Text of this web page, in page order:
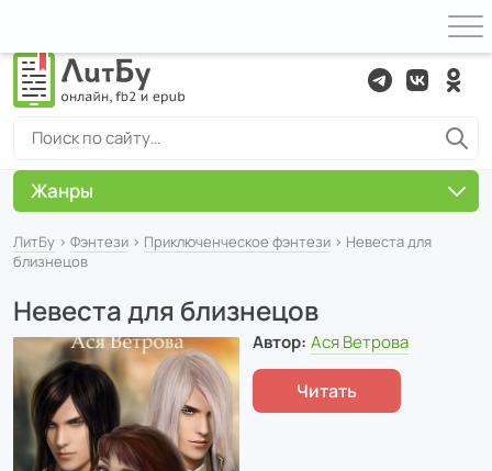
ЛитБу › Фэнтези › Приключенческое фэнтези › Невеста для
близнецов
Невеста для близнецов
Автор: Ася Ветрова
Читать
Жанры